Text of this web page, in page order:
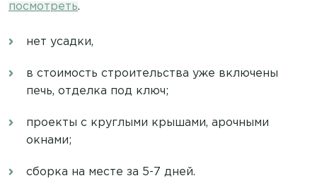
посмотреть.
нет усадки,
в стоимость строительства уже включены
печь, отделка под ключ;
проекты с круглыми крышами, арочными
окнами;
сборка на месте за 5-7 дней.